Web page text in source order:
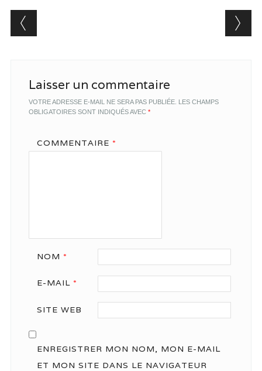
Post navigation
Laisser un commentaire
VOTRE ADRESSE E-MAIL NE SERA PAS PUBLIÉE. LES CHAMPS
OBLIGATOIRES SONT INDIQUÉS AVEC *
COMMENTAIRE *
NOM *
E-MAIL *
SITE WEB
ENREGISTRER MON NOM, MON E-MAIL
ET MON SITE DANS LE NAVIGATEUR